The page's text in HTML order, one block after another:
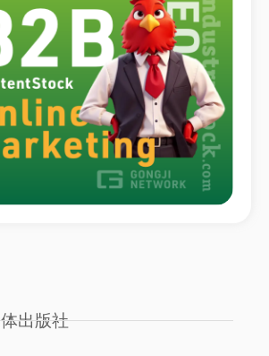
出版社